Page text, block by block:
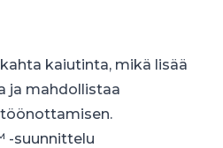
kaiutinta, mikä lisää
ja mahdollistaa
-suunnittelu